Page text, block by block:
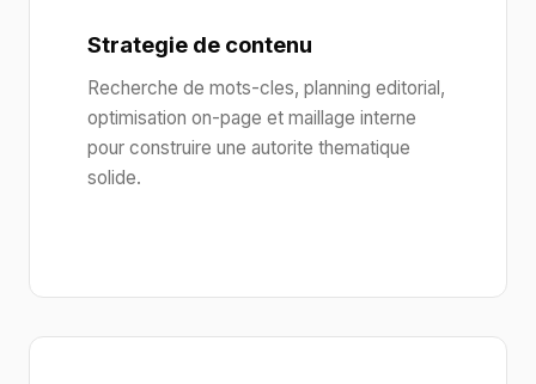
Strategie de contenu
Recherche de mots-cles, planning editorial,
optimisation on-page et maillage interne
pour construire une autorite thematique
solide.